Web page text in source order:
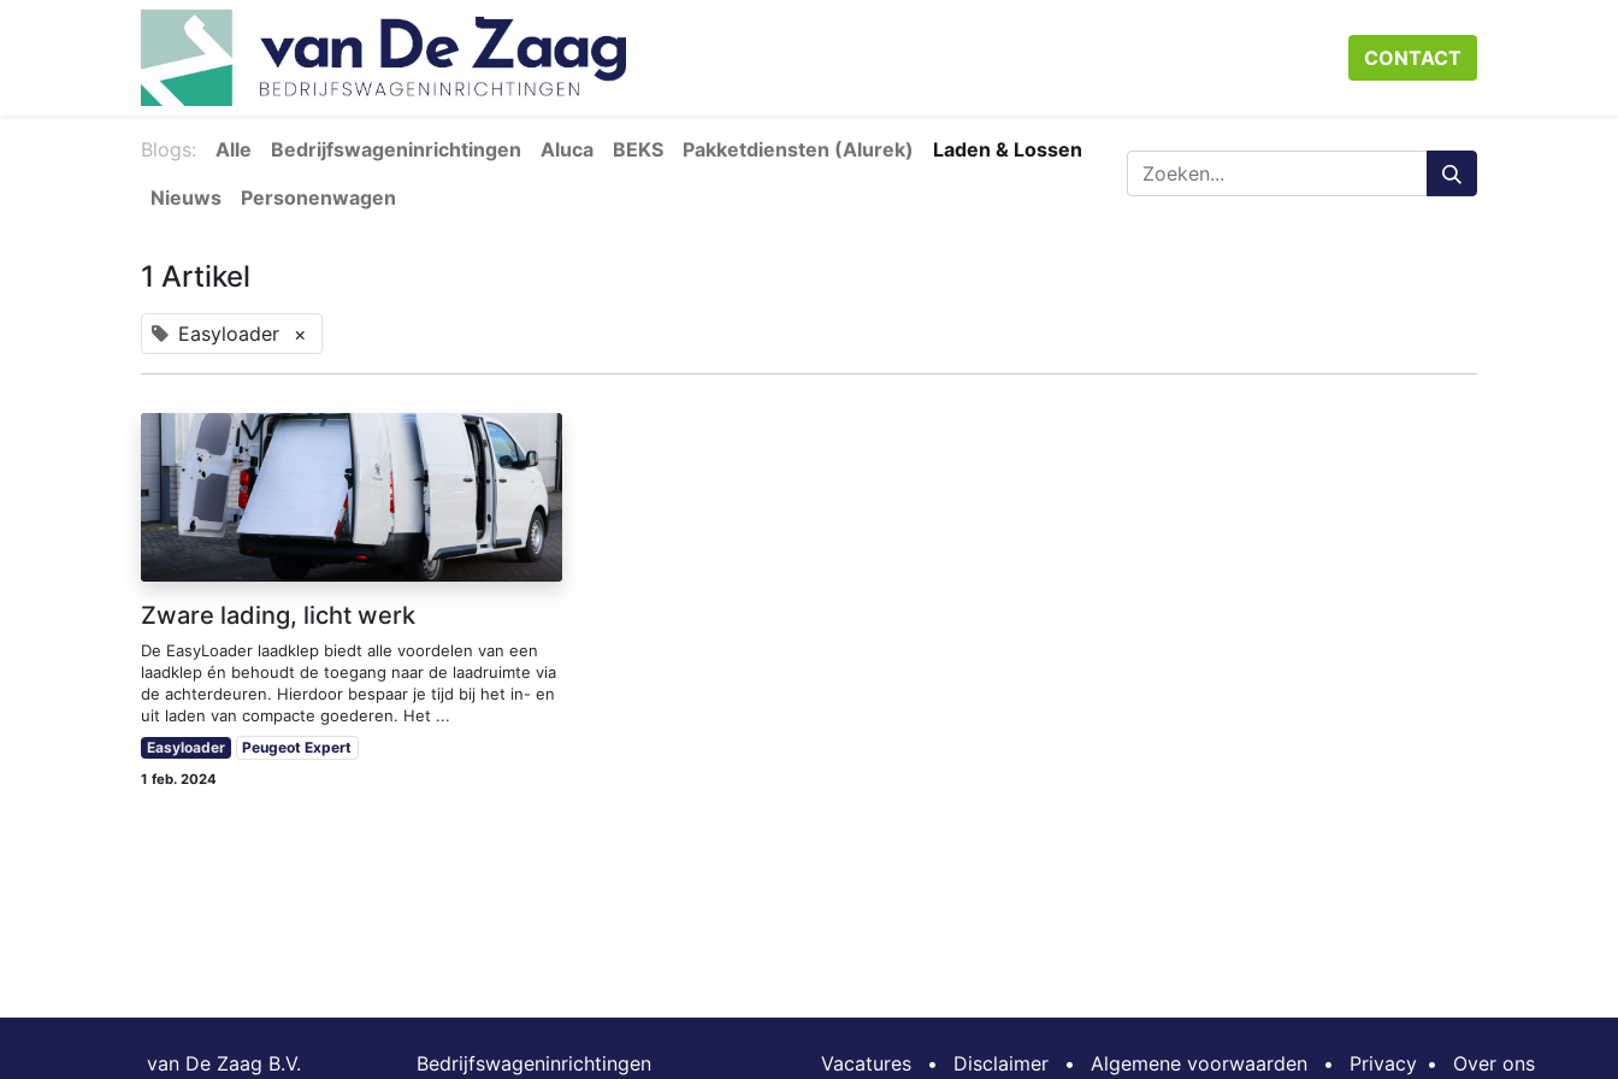
Neem contact op met ons Webshop
CONTACT​​​​
Blogs: Alle Bedrijfswageninrichtingen Aluca BEKS Pakketdiensten (Alurek)
Laden & Lossen
Nieuws
Personenwagen
1 Artikel
Easyloader ×
Zware lading, licht werk
De EasyLoader laadklep biedt alle voordelen van een
laadklep én behoudt de toegang naar de laadruimte via
de achterdeuren. Hierdoor bespaar je tijd bij het in- en
uit laden van compacte goederen. Het ...
Easyloader Peugeot Expert
1 feb. 2024
Bedrijfswageninrichtingen
van De Zaag B.V. Vacatures • Disclaimer • Algemene voorwaarden • Privacy • Over ons